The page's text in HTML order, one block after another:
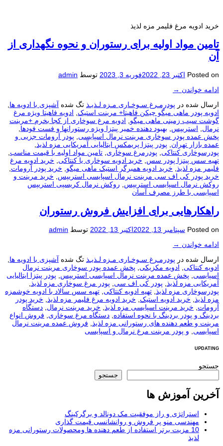
خرید ادویه مرغ فلیمر مزه لذیذ
تامین مواد اولیه برای رستوران و نحوه نگهداری از
آن
Posted on اکتبر 23, 2022 فوریه 3, 2023 توسط admin
ادامه خواندن →
ارسال شده در پودرمـرغ سـوخـاری مـزه لـذیـذ تگ شده آشپزی با ادویه ها,
ادویه پودر ماهی میگو چیکن فاهیتا+ مرینت استیک, ادویه فاهیتا ویژه مرغ
گوشت سیب زمینی ماهی میگو, ادویه مرغ سوخاری از کجا بخرم +مرینت
نرمال, استریپس, بهبود دهنده خمیر پیتزا ویژه رستورانها و فست فودها,
پخش عمده پودر سوخاری مرینت نرمال اسپایسی, پودر آرومات جزیی و
عمده بازار تهران, پودر پیتزا پریمکس ایتالیایی آمریکایی مزه لذیذ,
پودرسوخاری کنتاکی, پودرمرغ سوخاری, تامین مواد اولیه با قیمت مناسب,
تهیه سس پیتزا پودر سس, خرید ادویه سوخاری یا کنتاکی, خرید ادویه مرغ
فلیمر مزه لذیذ, خرید ادویه همبرگر استیک ماهی میگو, خرید پودر آرومات,
خرید پودر کی اف سی مرینت نرمال اسپایسی استریپس, خرید مرینت و
روکش نرمال اسپایسی استريپس, روکش نرمال کریسپی استریپس
اسپایسی با طرز مصرف آسان
راهکارهایی برای افزایش فروش رستوران
Posted on سپتامبر 13, 2022 اکتبر 13, 2022 توسط admin
ادامه خواندن →
ارسال شده در پودرمـرغ سـوخـاری مـزه لـذیـذ تگ شده آشپزی با ادویه ها
ادویه کنتاکی
ادویه مکزیکی
پخش عمده پودر سوخاری مرینت نرمال
اسپایسی
پخش عمده مرینت نرمال اسپایسی استریپس
پودر پیتزا ایتالیایی
آمریکایی مزه لذیذ
پودر کی اف سی پودر مرغ سوخاری مزه لذیذ
پودرسوخاری مزه لذیذ
تهیه ادویه کنتاکی تهیه سس سالاد با ادویه خوشمزه
مزه لذیذ
خرید ادویه استیک خرید ادویه مرغ فلیمر مزه لذیذ
خرید پودر
آرومات
خرید مرینت اسپایسی مزه لذیذ خرید مرینت نرمال دستگاه
بردینگ و پودر بردینگ با نحوه استفاده دستگاه مرغ سوخاری
فروش انواع
مرینت و طعم دهنده های رستورانی مزه لذیذ
فروش عمده مرینت نرمال
اسپایسی
و پودر مرینت مرغ نرمال و اسپایسی
UPDATING
جستجو
جستجو
آخرین آموزش ها
استراتژی و راز موفقیت مک دونالد و برگرکینگ
مهندسی منو پر فروش و روانشانسی قیمت گذاری
10 مزیت برتر استفاده از طعم دهنده ها ومحصولات رستورانی مزه
لذیذ